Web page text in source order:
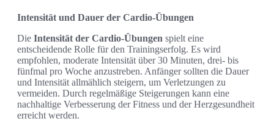
Intensität und Dauer der Cardio-Übungen
Die Intensität der Cardio-Übungen spielt eine
entscheidende Rolle für den Trainingserfolg. Es wird
empfohlen, moderate Intensität über 30 Minuten, drei- bis
fünfmal pro Woche anzustreben. Anfänger sollten die Dauer
und Intensität allmählich steigern, um Verletzungen zu
vermeiden. Durch regelmäßige Steigerungen kann eine
nachhaltige Verbesserung der Fitness und der Herzgesundheit
erreicht werden.